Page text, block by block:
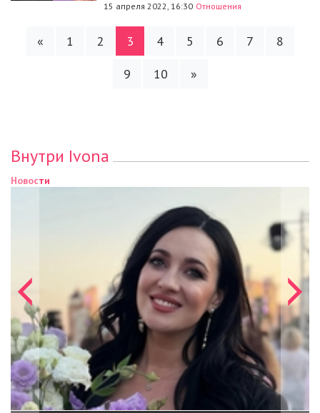
15 апреля 2022, 16:30 Отношения
« 1 2 3 4 5 6 7
8
9
10 »
Внутри Ivona
Новости